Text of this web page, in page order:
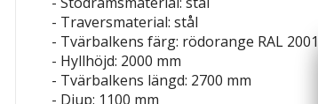
- Traversmaterial: stål
- Tvärbalkens färg: rödorange RAL
- Hyllhöjd: 2000 mm
- Tvärbalkens längd: 2700 mm
- Djup: 1100 mm